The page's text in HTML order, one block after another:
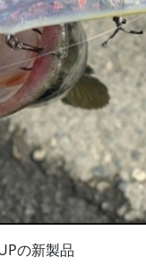
の新製品